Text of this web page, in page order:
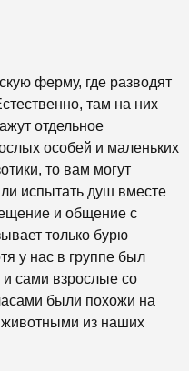
ферму, где разводят
там на них
отдельное
особей и маленьких
то вам могут
испытать душ вместе
и общение с
только бурю
у нас в группе был
и сами взрослые со
были похожи на
животными из наших